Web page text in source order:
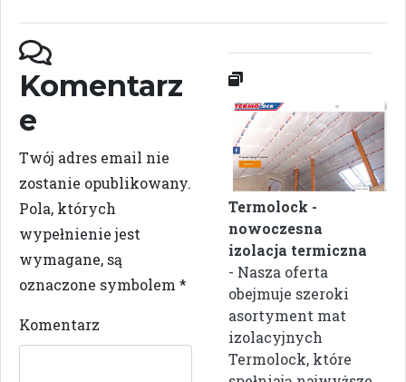
Komentarz
e
Twój adres email nie
zostanie opublikowany.
Pola, których
wypełnienie jest
wymagane, są
oznaczone symbolem *
Komentarz
Termolock -
nowoczesna
izolacja termiczna
- Nasza oferta
obejmuje szeroki
asortyment mat
izolacyjnych
Termolock, które